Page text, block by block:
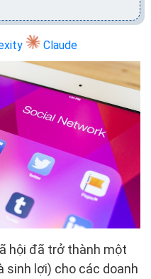
Claude
hội đã trở thành một
sinh lợi) cho các doanh